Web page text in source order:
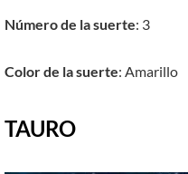
Número de la suerte: 3
Color de la suerte: Amarillo
TAURO